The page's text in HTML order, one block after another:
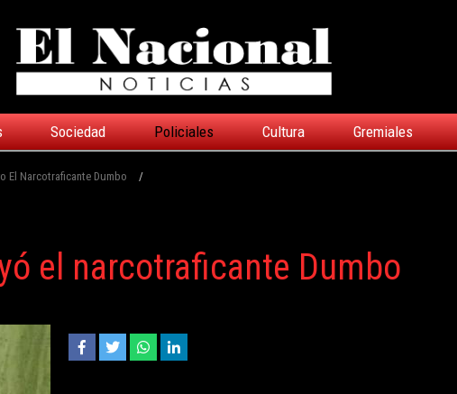
Sociedad Policiales Cultura Gremiales
El Narcotraficante Dumbo /
el narcotraficante Dumbo